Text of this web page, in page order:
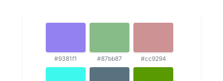
#9381f1 #87bb87 #cc9294